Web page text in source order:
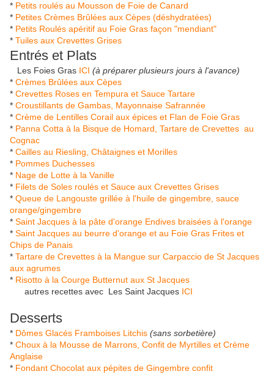
* Petits roulés au Mousson de Foie de Canard
* Petites Crèmes Brûlées aux Cèpes (déshydratées)
* Petits Roulés apéritif au Foie Gras façon "mendiant"
* Tuiles aux Crevettes Grises
Entrés et Plats
Les Foies Gras ICI (à préparer plusieurs jours à l'avance)
* Crèmes Brûlées aux Cèpes
* Crevettes Roses en Tempura et Sauce Tartare
* Croustillants de Gambas, Mayonnaise Safrannée
* Crème de Lentilles Corail aux épices et Flan de Foie Gras
* Panna Cotta à la Bisque de Homard, Tartare de Crevettes au
Cognac
* Cailles au Riesling, Châtaignes et Morilles
* Pommes Duchesses
* Nage de Lotte à la Vanille
* Filets de Soles roulés et Sauce aux Crevettes Grises
* Queue de Langouste grillée à l'huile de gingembre, sauce
orange/gingembre
* Saint Jacques à la pâte d'orange Endives braisées à l'orange
* Saint Jacques au beurre d'orange et au Foie Gras Frites et
Chips de Panais
* Tartare de Crevettes à la Mangue sur Carpaccio de St Jacques
aux agrumes
* Risotto à la Courge Butternut aux St Jacques
autres recettes avec Les Saint Jacques ICI
Desserts
* Dômes Glacés Framboises Litchis (sans sorbetière)
* Choux à la Mousse de Marrons, Confit de Myrtilles et Crème
Anglaise
* Fondant Chocolat aux pépites de Gingembre confit